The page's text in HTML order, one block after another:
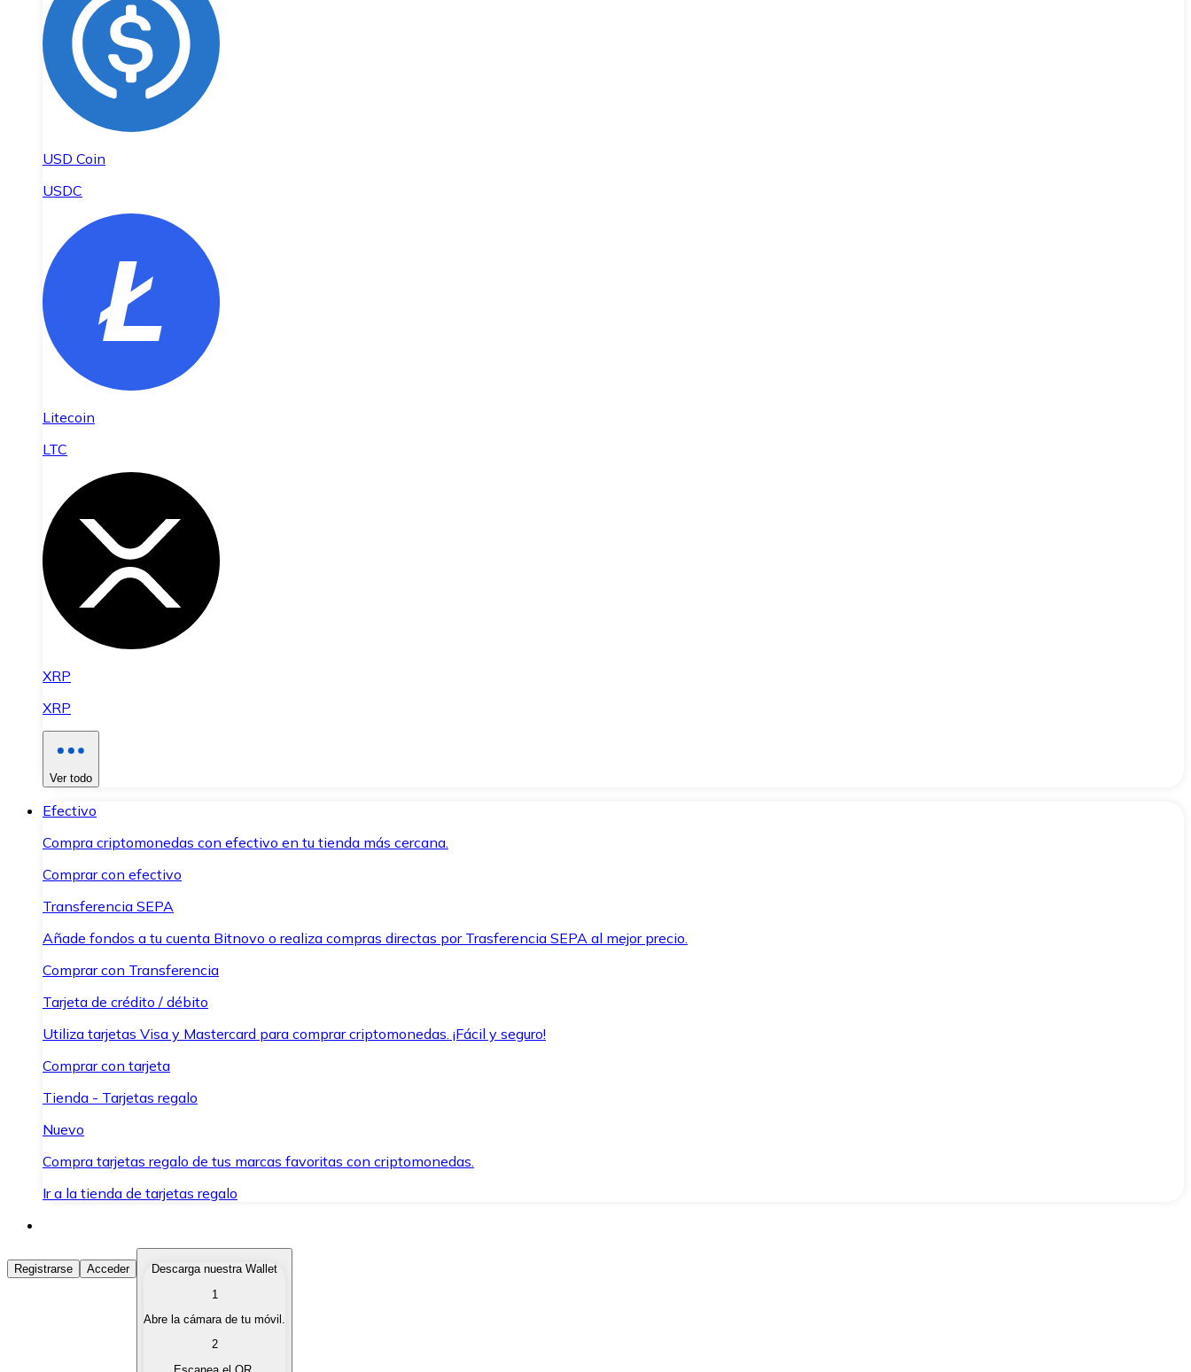
USD Coin
USDC
Litecoin
LTC
XRP
XRP
Ver todo
Efectivo
Compra criptomonedas con efectivo en tu tienda más cercana.
Comprar con efectivo
Transferencia SEPA
Añade fondos a tu cuenta Bitnovo o realiza compras directas por Trasferencia SEPA al mejor precio.
Comprar con Transferencia
Tarjeta de crédito / débito
Utiliza tarjetas Visa y Mastercard para comprar criptomonedas. ¡Fácil y seguro!
Comprar con tarjeta
Tienda - Tarjetas regalo
Nuevo
Compra tarjetas regalo de tus marcas favoritas con criptomonedas.
Ir a la tienda de tarjetas regalo
Comprar Criptomonedas
Compra criptomonedas con diferentes métodos de pago.
Vende tus criptomonedas de forma rápida y segura.
Registrarse Acceder
Descarga nuestra Wallet
1
Abre la cámara de tu móvil.
2